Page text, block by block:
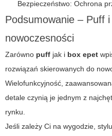
Bezpieczeństwo: Ochrona
Podsumowanie – Puff
nowoczesności
Zarówno puff jak i box epet
rozwiązań skierowanych do
Wielofunkcyjność,
detale czynią je jednym z
rynku.
Jeśli zależy Ci na wygodzie,